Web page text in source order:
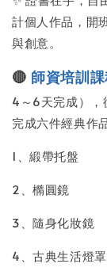
計個人作品，開
與創意。
🔴 師資培訓課
4～6天完成），
完成六件經典作
1、緞帶托盤
2、橢圓鏡
3、隨身化妝鏡
4、古典生活燈罩